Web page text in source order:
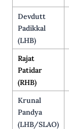
Devdutt
Padikkal
(LHB)
Rajat
Patidar
(RHB)
Krunal
Pandya
(LHB/SLAO)